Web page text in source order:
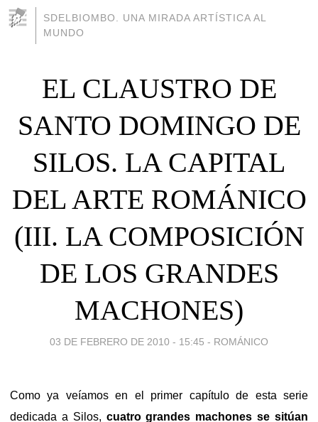
SDELBIOMBO. UNA MIRADA ARTÍSTICA AL
MUNDO
EL CLAUSTRO DE
SANTO DOMINGO DE
SILOS. LA CAPITAL
DEL ARTE ROMÁNICO
(III. LA COMPOSICIÓN
DE LOS GRANDES
MACHONES)
03 DE FEBRERO DE 2010 - 15:45 - ROMÁNICO
Como ya veíamos en el primer capítulo de esta serie
dedicada a Silos, cuatro grandes machones se sitúan